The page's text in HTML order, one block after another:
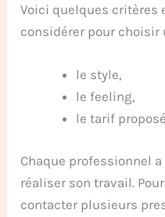
Voici quelques critères
considérer pour choisir
le style,
le feeling,
le tarif
Chaque professionnel
réaliser son travail.
contacter plusieurs